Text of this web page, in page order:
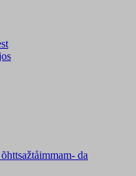
õhttsažtåimmam- da